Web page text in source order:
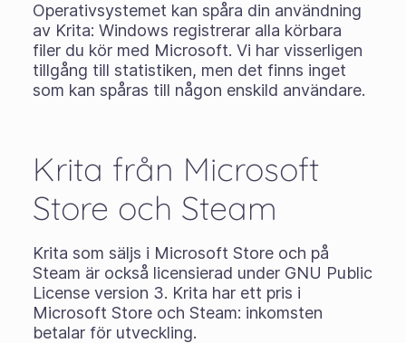
Operativsystemet kan spåra din användning
av Krita: Windows registrerar alla körbara
filer du kör med Microsoft. Vi har visserligen
tillgång till statistiken, men det finns inget
som kan spåras till någon enskild användare.
Krita från Microsoft
Store och Steam
Krita som säljs i Microsoft Store och på
Steam är också licensierad under GNU Public
License version 3. Krita har ett pris i
Microsoft Store och Steam: inkomsten
betalar för utveckling.